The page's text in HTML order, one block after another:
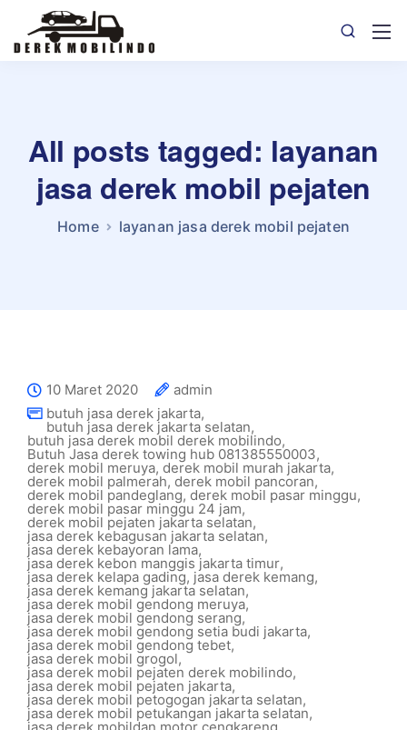
All posts tagged: layanan
jasa derek mobil pejaten
Home layanan jasa derek mobil pejaten
10 Maret 2020
admin
butuh jasa derek jakarta,
butuh jasa derek jakarta selatan,
butuh jasa derek mobil derek mobilindo,
Butuh Jasa derek towing hub 081385550003,
derek mobil meruya, derek mobil murah jakarta,
derek mobil palmerah, derek mobil pancoran,
derek mobil pandeglang, derek mobil pasar minggu,
derek mobil pasar minggu 24 jam,
derek mobil pejaten jakarta selatan,
jasa derek kebagusan jakarta selatan,
jasa derek kebayoran lama,
jasa derek kebon manggis jakarta timur,
jasa derek kelapa gading, jasa derek kemang,
jasa derek kemang jakarta selatan,
jasa derek mobil gendong meruya,
jasa derek mobil gendong serang,
jasa derek mobil gendong setia budi jakarta,
jasa derek mobil gendong tebet,
jasa derek mobil grogol,
jasa derek mobil pejaten derek mobilindo,
jasa derek mobil pejaten jakarta,
jasa derek mobil petogogan jakarta selatan,
jasa derek mobil petukangan jakarta selatan,